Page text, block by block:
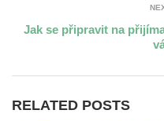
Jak se připravit na
RELATED POSTS